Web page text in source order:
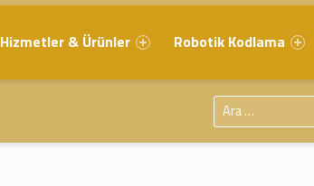
Hizmetler & Ürünler Robotik Kodlama